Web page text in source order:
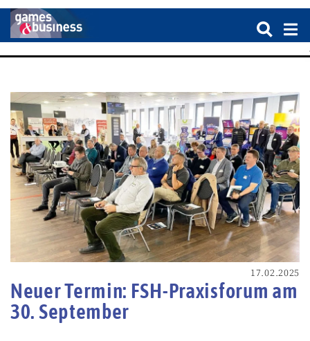
17.02.2025
Neuer Termin: FSH-Praxisforum am
30. September